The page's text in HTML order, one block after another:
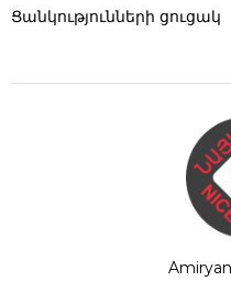
Ցանկությունների ցուցակ